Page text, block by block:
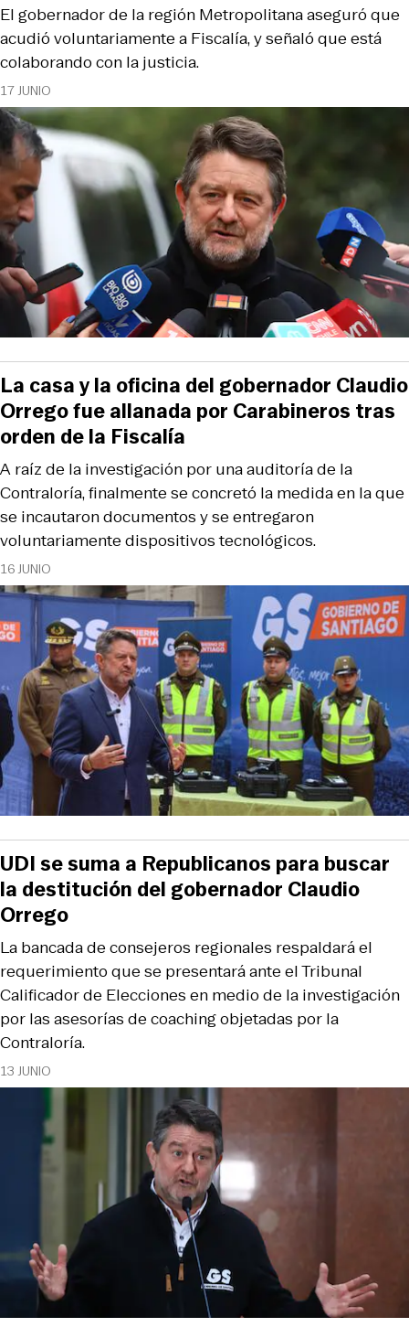
17 JUNIO
El gobernador de la región Metropolitana aseguró que
acudió voluntariamente a Fiscalía, y señaló que está
colaborando con la justicia.
16 JUNIO
A raíz de la investigación por una auditoría de la
Contraloría, finalmente se concretó la medida en la que
se incautaron documentos y se entregaron
voluntariamente dispositivos tecnológicos.
La casa y la oficina del gobernador Claudio
Orrego fue allanada por Carabineros tras
orden de la Fiscalía
13 JUNIO
La bancada de consejeros regionales respaldará el
requerimiento que se presentará ante el Tribunal
Calificador de Elecciones en medio de la investigación
por las asesorías de coaching objetadas por la
Contraloría.
UDI se suma a Republicanos para buscar
la destitución del gobernador Claudio
Orrego